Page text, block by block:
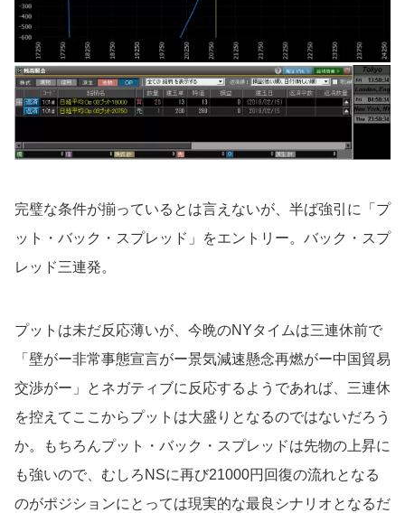
完璧な条件が揃っているとは言えないが、半ば強引に「プ
ット・バック・スプレッド」をエントリー。バック・スプ
レッド三連発。
プットは未だ反応薄いが、今晩のNYタイムは三連休前で
「壁がー非常事態宣言がー景気減速懸念再燃がー中国貿易
交渉がー」とネガティブに反応するようであれば、三連休
を控えてここからプットは大盛りとなるのではないだろう
か。もちろんプット・バック・スプレッドは先物の上昇に
も強いので、むしろNSに再び21000円回復の流れとなる
のがポジションにとっては現実的な最良シナリオとなるだ